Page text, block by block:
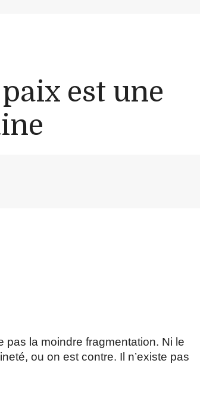
est une
pas la moindre fragmentation. Ni le
ou on est contre. Il n’existe pas